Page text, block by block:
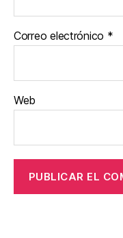
Correo electrónico *
Web